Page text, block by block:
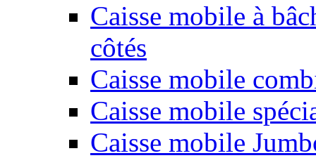
Caisse mobile à
côtés
Caisse mobile
Caisse mobile
Caisse mobile